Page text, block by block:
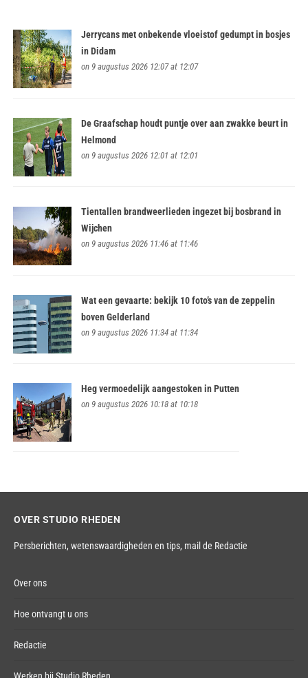
Jerrycans met onbekende vloeistof gedumpt in bosjes
in Didam
on 9 augustus 2026 12:07 at 12:07
De Graafschap houdt puntje over aan zwakke beurt in
Helmond
on 9 augustus 2026 12:01 at 12:01
Tientallen brandweerlieden ingezet bij bosbrand in
Wijchen
on 9 augustus 2026 11:46 at 11:46
Wat een gevaarte: bekijk 10 foto’s van de zeppelin
boven Gelderland
on 9 augustus 2026 11:34 at 11:34
Heg vermoedelijk aangestoken in Putten
on 9 augustus 2026 10:18 at 10:18
OVER STUDIO RHEDEN
Persberichten, wetenswaardigheden en tips, mail de Redactie
Over ons
Hoe ontvangt u ons
Redactie